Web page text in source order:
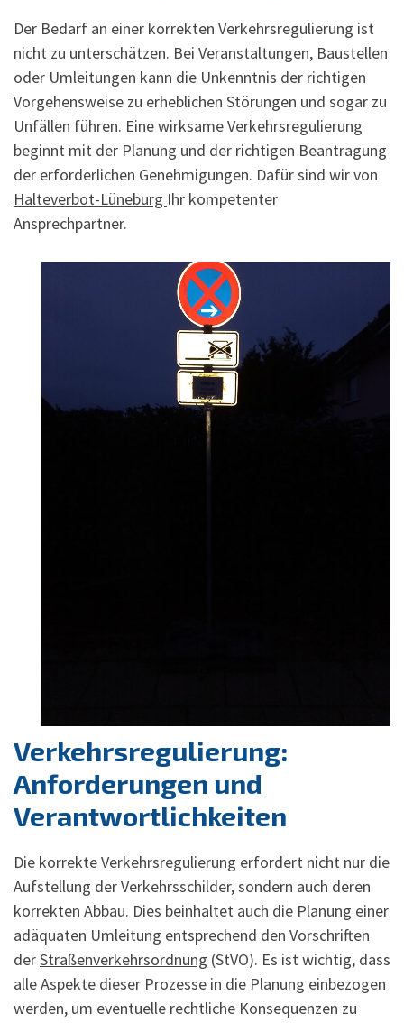
Der Bedarf an einer korrekten Verkehrsregulierung ist
nicht zu unterschätzen. Bei Veranstaltungen, Baustellen
oder Umleitungen kann die Unkenntnis der richtigen
Vorgehensweise zu erheblichen Störungen und sogar zu
Unfällen führen. Eine wirksame Verkehrsregulierung
beginnt mit der Planung und der richtigen Beantragung
der erforderlichen Genehmigungen. Dafür sind wir von
Halteverbot-Lüneburg Ihr kompetenter
Ansprechpartner.
Verkehrsregulierung:
Anforderungen und
Verantwortlichkeiten
Die korrekte Verkehrsregulierung erfordert nicht nur die
Aufstellung der Verkehrsschilder, sondern auch deren
korrekten Abbau. Dies beinhaltet auch die Planung einer
adäquaten Umleitung entsprechend den Vorschriften
derStraßenverkehrsordnung (StVO). Es ist wichtig, dass
alle Aspekte dieser Prozesse in die Planung einbezogen
werden, um eventuelle rechtliche Konsequenzen zu